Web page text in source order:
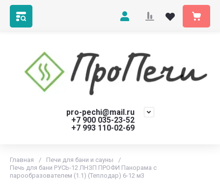
pro-pechi@mail.ru
+7 900 035-23-52
+7 993 110-02-69
Главная / Печи для бани и сауны
/
Печь для бани РУСЬ-12 ЛНЗП ПРОФИ Панорама с
парообразователем (1.1) (Теплодар) 6-12 м3